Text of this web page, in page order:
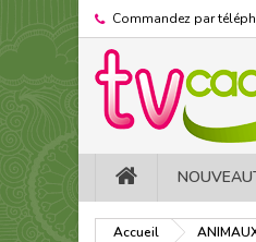
Commandez par
Accueil